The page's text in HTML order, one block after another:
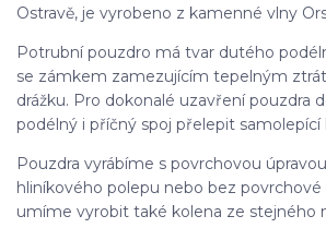
Ostravě, je vyrobeno z kamenné vlny
Potrubní pouzdro má tvar dutého
se zámkem zamezujícím tepelným
drážku. Pro dokonalé uzavření pouzdra
podélný i příčný spoj přelepit samolepící
Pouzdra vyrábíme s povrchovou
hliníkového polepu nebo bez povrchové
umíme vyrobit také kolena ze stejného